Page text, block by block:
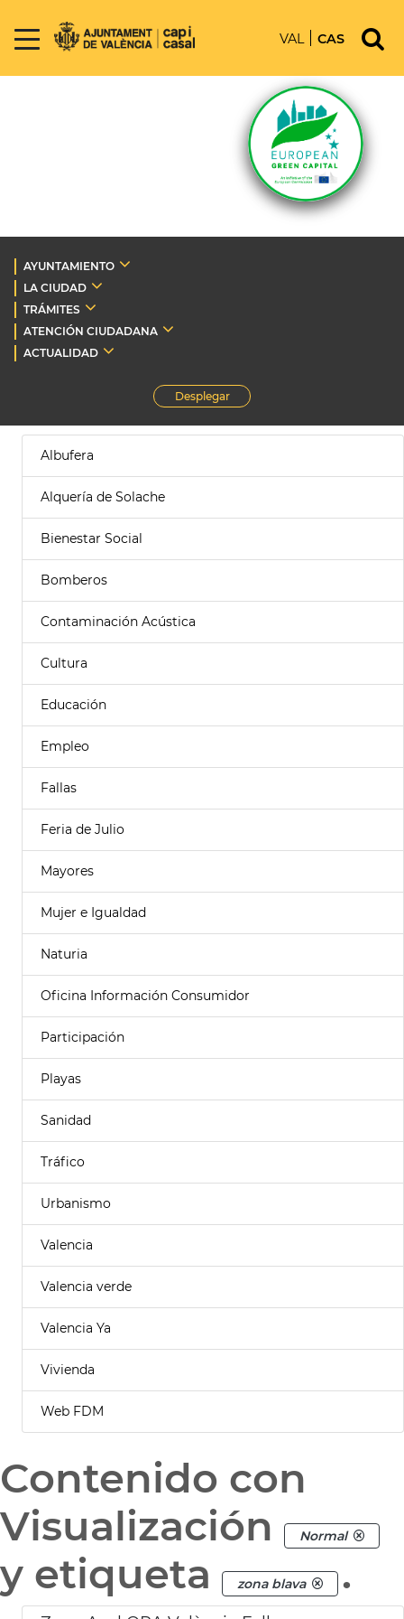
VAL CAS
AYUNTAMIENTO
LA CIUDAD
TRÁMITES
ATENCIÓN CIUDADANA
ACTUALIDAD
Desplegar
Albufera
Alquería de Solache
Bienestar Social
Bomberos
Contaminación Acústica
Cultura
Educación
Empleo
Fallas
Feria de Julio
Mayores
Mujer e Igualdad
Naturia
Oficina Información Consumidor
Participación
Playas
Sanidad
Tráfico
Urbanismo
Valencia
Valencia verde
Valencia Ya
Vivienda
Web FDM
Contenido con
Visualización
Normal
y etiqueta zona blava .